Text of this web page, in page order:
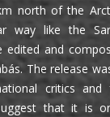
north of the
way like the
edited and
The release
critics
that it is